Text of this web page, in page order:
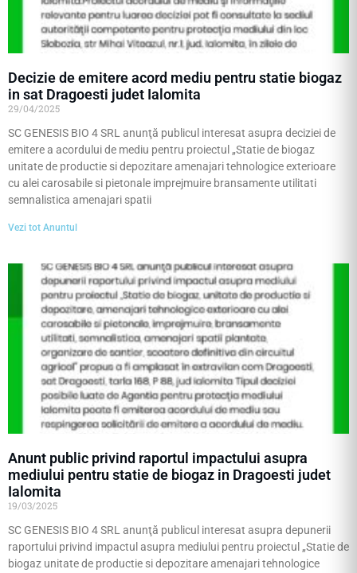
Decizie de emitere acord mediu pentru statie biogaz
in sat Dragoesti judet Ialomita
29/04/2025
SC GENESIS BIO 4 SRL anunţă publicul interesat asupra deciziei de
emitere a acordului de mediu pentru proiectul „Statie de biogaz
unitate de productie si depozitare amenajari tehnologice exterioare
cu alei carosabile si pietonale imprejmuire bransamente utilitati
semnalistica amenajari spatii
Vezi tot Anuntul
Anunt public privind raportul impactului asupra
mediului pentru statie de biogaz in Dragoesti judet
Ialomita
19/03/2025
SC GENESIS BIO 4 SRL anunţă publicul interesat asupra depunerii
raportului privind impactul asupra mediului pentru proiectul „Statie de
biogaz unitate de productie si depozitare amenajari tehnologice